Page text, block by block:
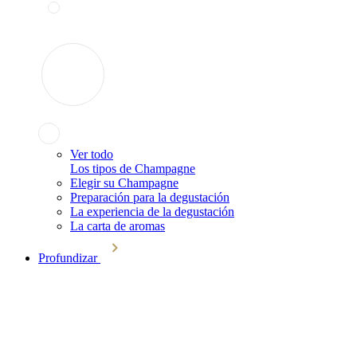
Ver todo
Los tipos de Champagne
Elegir su Champagne
Preparación para la degustación
La experiencia de la degustación
La carta de aromas
Profundizar